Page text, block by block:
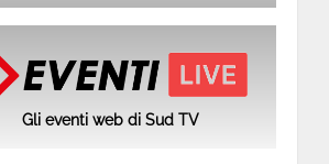
Gli eventi web di Sud TV